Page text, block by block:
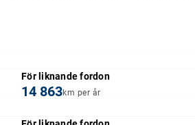
För liknande fordon
14 863km per år